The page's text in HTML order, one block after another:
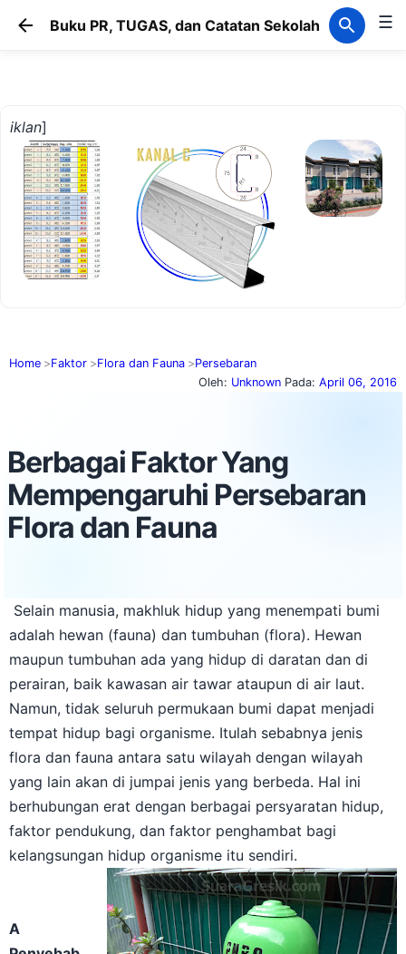
Langsung ke konten utama
Buku PR, TUGAS, dan Catatan Sekolah ☰
iklan]
Oleh:
Berbagai Faktor Yang
Mempengaruhi Persebaran
Flora dan Fauna
Selain manusia, makhluk hidup yang menempati bumi
adalah hewan (fauna) dan tumbuhan (flora). Hewan
maupun tumbuhan ada yang hidup di daratan dan di
perairan, baik kawasan air tawar ataupun di air laut.
Namun, tidak seluruh permukaan bumi dapat menjadi
tempat hidup bagi organisme. Itulah sebabnya jenis
flora dan fauna antara satu wilayah dengan wilayah
yang lain akan di jumpai jenis yang berbeda. Hal ini
berhubungan erat dengan berbagai persyaratan hidup,
faktor pendukung, dan faktor penghambat bagi
kelangsungan hidup organisme itu sendiri.
A
Penyebab